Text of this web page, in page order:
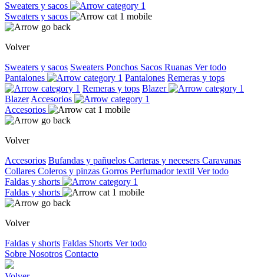
Sweaters y sacos
Sweaters y sacos
Volver
Sweaters y sacos Sweaters Ponchos Sacos Ruanas Ver todo
Pantalones
Pantalones Remeras y tops
Remeras y tops Blazer
Blazer Accesorios
Accesorios
Volver
Accesorios Bufandas y pañuelos Carteras y necesers Caravanas
Collares Coleros y pinzas Gorros Perfumador textil Ver todo
Faldas y shorts
Faldas y shorts
Volver
Faldas y shorts Faldas Shorts Ver todo
Sobre Nosotros Contacto